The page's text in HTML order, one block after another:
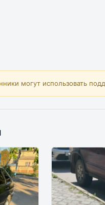
могут использовать